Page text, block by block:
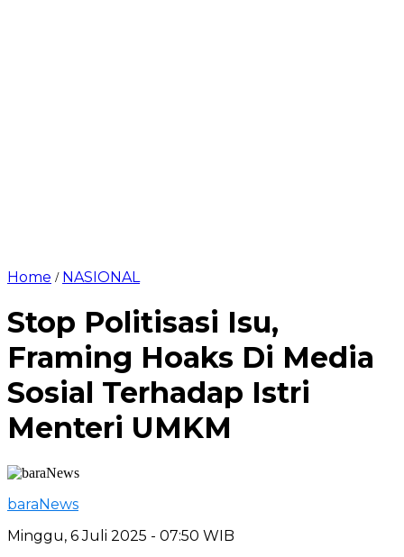
Home / NASIONAL
Stop Politisasi Isu,
Framing Hoaks Di Media
Sosial Terhadap Istri
Menteri UMKM
baraNews
Minggu, 6 Juli 2025 - 07:50 WIB